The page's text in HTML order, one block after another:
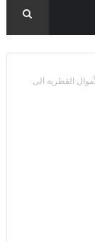
القطرية الى